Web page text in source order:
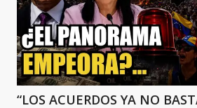
“LOS ACUERDOS YA NO
exige representación